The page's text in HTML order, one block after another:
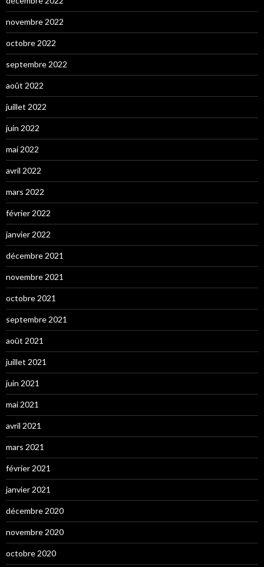
novembre 2022
octobre 2022
septembre 2022
août 2022
juillet 2022
juin 2022
mai 2022
avril 2022
mars 2022
février 2022
janvier 2022
décembre 2021
novembre 2021
octobre 2021
septembre 2021
août 2021
juillet 2021
juin 2021
mai 2021
avril 2021
mars 2021
février 2021
janvier 2021
décembre 2020
novembre 2020
octobre 2020